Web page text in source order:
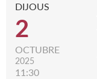
DIJOUS
2
OCTUBRE
2025
11:30